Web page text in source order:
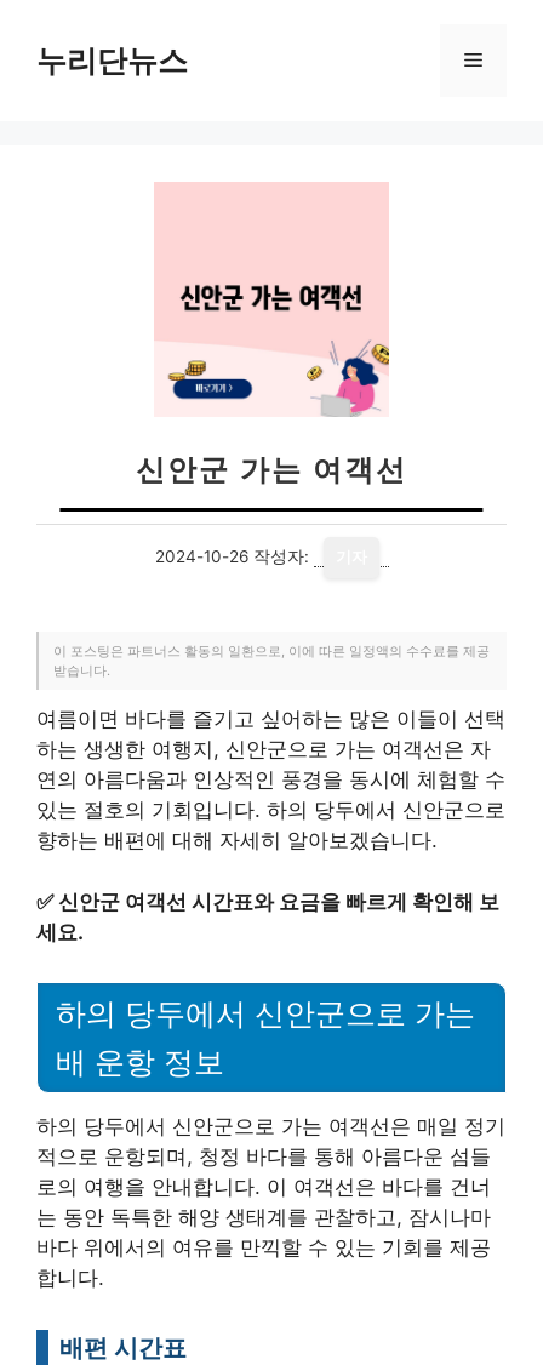
누리단뉴스 메
신안군 가는 여객선
2024-10-26 작성자:
이 포스팅은 파트너스 활동의 일환으로, 이에 따른 일정액의 수수료를 제공
받습니다.
여름이면 바다를 즐기고 싶어하는 많은 이들이 선택
하는 생생한 여행지, 신안군으로 가는 여객선은 자
연의 아름다움과 인상적인 풍경을 동시에 체험할 수
있는 절호의 기회입니다. 하의 당두에서 신안군으로
향하는 배편에 대해 자세히 알아보겠습니다.
✅신안군 여객선 시간표와 요금을 빠르게 확인해 보
세요.
하의 당두에서 신안군으로 가는
배 운항 정보
하의 당두에서 신안군으로 가는 여객선은 매일 정기
적으로 운항되며, 청정 바다를 통해 아름다운 섬들
로의 여행을 안내합니다. 이 여객선은 바다를 건너
는 동안 독특한 해양 생태계를 관찰하고, 잠시나마
바다 위에서의 여유를 만끽할 수 있는 기회를 제공
합니다.
배편 시간표